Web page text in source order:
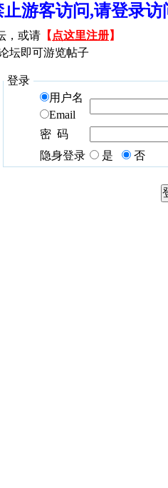
止游客访问,请登录
，或请 【 点这里注册】
坛即可游览帖子
登录
用户名
Email
密 码
隐身登录
是 否